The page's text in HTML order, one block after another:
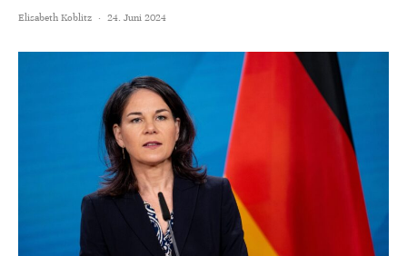
Elisabeth Koblitz · 24. Juni 2024